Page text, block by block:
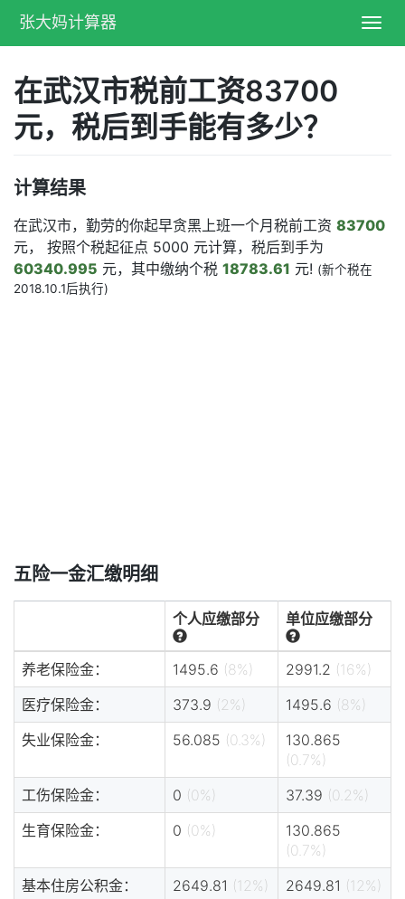
张大妈计算器
在武汉市税前工资83700
元，税后到手能有多少？
计算结果
在武汉市，勤劳的你起早贪黑上班一个月税前工资 83700
元， 按照个税起征点 5000 元计算，税后到手为
60340.995 元，其中缴纳个税 18783.61 元! (新个税在
2018.10.1后执行)
五险一金汇缴明细
个人应缴部分 单位应缴部分
养老保险金： 1495.6 (8%) 2991.2 (16%)
医疗保险金：
373.9 (2%) 1495.6 (8%)
失业保险金：
56.085 (0.3%)
130.865
(0.7%)
工伤保险金：
0 (0%) 37.39 (0.2%)
生育保险金：
0 (0%)
130.865
(0.7%)
基本住房公积金：
2649.81 (12%) 2649.81 (12%)